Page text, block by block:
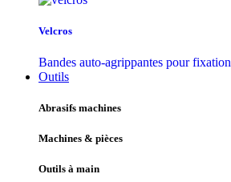
Velcros
Bandes auto-agrippantes pour fixation
Outils
Abrasifs machines
Machines & pièces
Outils à main